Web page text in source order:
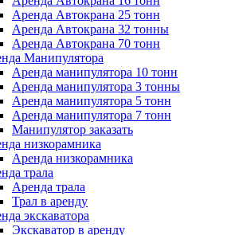
Аренда Автокрана 25 тонн
Аренда Автокрана 32 тонны
Аренда Автокрана 70 тонн
Манипулятора
Аренда манипулятора 10 тонн
Аренда манипулятора 3 тонны
Аренда манипулятора 5 тонн
Аренда манипулятора 7 тонн
Манипулятор заказать
низкорамника
Аренда низкорамника
трала
Аренда трала
Трал в аренду
экскаватора
Экскаватор в аренду